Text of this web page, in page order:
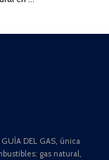
DEL GAS, única
gas natural,